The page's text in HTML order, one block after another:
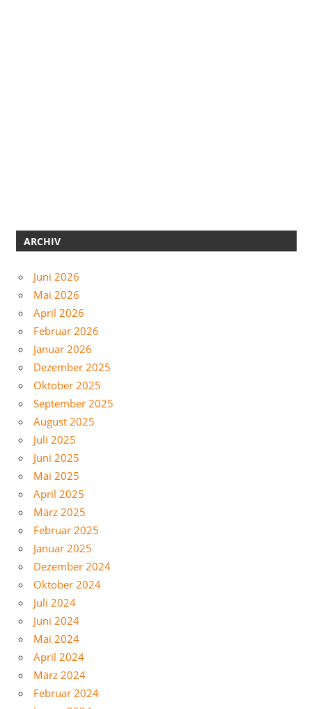
ARCHIV
Juni 2026
Mai 2026
April 2026
Februar 2026
Januar 2026
Dezember 2025
Oktober 2025
September 2025
August 2025
Juli 2025
Juni 2025
Mai 2025
April 2025
März 2025
Februar 2025
Januar 2025
Dezember 2024
Oktober 2024
Juli 2024
Juni 2024
Mai 2024
April 2024
März 2024
Februar 2024